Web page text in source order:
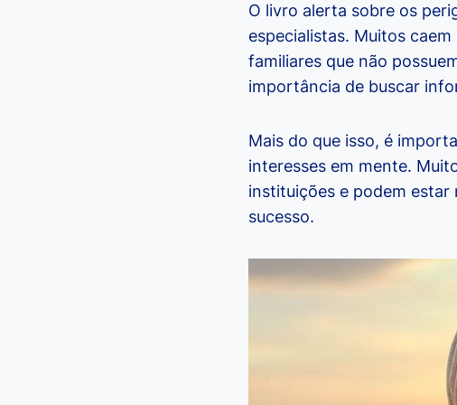
O livro alerta sobre os
especialistas. Muitos
familiares que não
importância de buscar
Mais do que isso, é
interesses em mente.
instituições e podem estar
sucesso.